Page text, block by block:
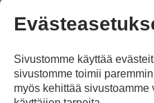
englannin tunneiksi. Näin
oppitunti, joka löytyy
Sivustomme käyttää
sivustomme toimii
myös kehittää sivustoamme